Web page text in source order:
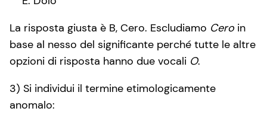
La risposta giusta è B, Cero. Escludiamo Cero in
base al nesso del significante perché tutte le altre
opzioni di risposta hanno due vocali O.
3) Si individui il termine etimologicamente
anomalo: